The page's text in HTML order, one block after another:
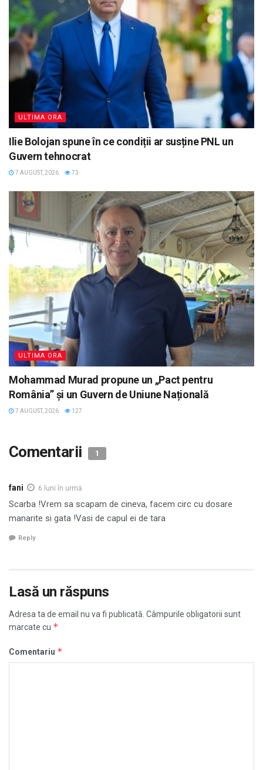
ULTIMA ORA
Ilie Bolojan spune în ce condiții ar susține PNL un
Guvern tehnocrat
7 AUGUST, 2026 73
ULTIMA ORA
Mohammad Murad propune un „Pact pentru
România” și un Guvern de Uniune Națională
7 AUGUST, 2026 127
Comentarii 1
fani 6 luni în urmă
Scarba !Vrem sa scapam de cineva, facem circ cu dosare
manarite si gata !Vasi de capul ei de tara
Reply
Lasă un răspuns
Adresa ta de email nu va fi publicată. Câmpurile obligatorii sunt
marcate cu *
Comentariu *